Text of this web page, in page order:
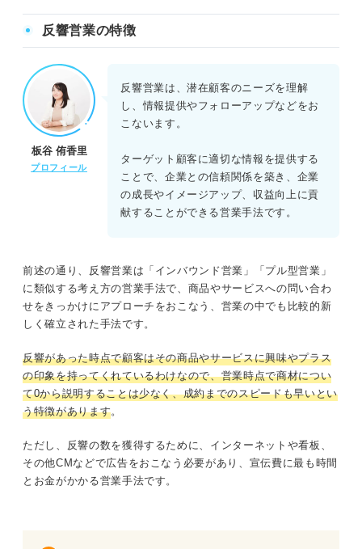
反響営業の特徴
板谷 侑香里
プロフィール
反響営業は、潜在顧客のニーズを理解
し、情報提供やフォローアップなどをお
こないます。
ターゲット顧客に適切な情報を提供する
ことで、企業との信頼関係を築き、企業
の成長やイメージアップ、収益向上に貢
献することができる営業手法です。
前述の通り、反響営業は「インバウンド営業」「プル型営業」
に類似する考え方の営業手法で、商品やサービスへの問い合わ
せをきっかけにアプローチをおこなう、営業の中でも比較的新
しく確立された手法です。
反響があった時点で顧客はその商品やサービスに興味やプラス
の印象を持ってくれているわけなので、営業時点で商材につい
て0から説明することは少なく、成約までのスピードも早いとい
う特徴があります。
ただし、反響の数を獲得するために、インターネットや看板、
その他CMなどで広告をおこなう必要があり、宣伝費に最も時間
とお金がかかる営業手法です。